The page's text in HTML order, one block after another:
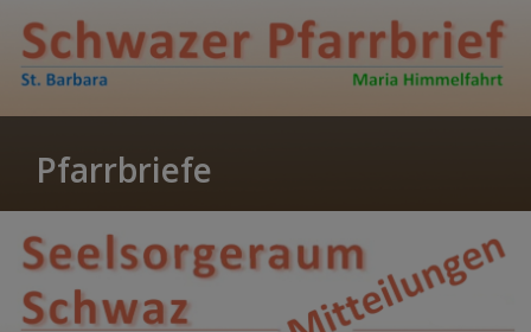
Pfarrbriefe